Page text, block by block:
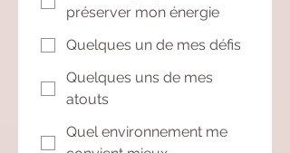
préserver mon énergie
Quelques un de mes défis
Quelques uns de mes
atouts
Quel environnement me